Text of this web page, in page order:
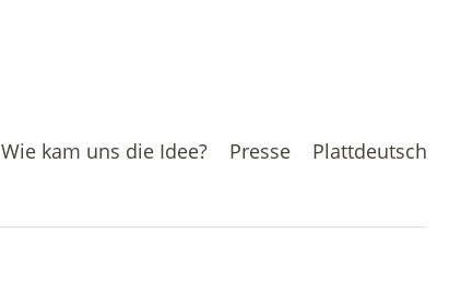
Wie kam uns die Idee? Presse Plattdeutsch